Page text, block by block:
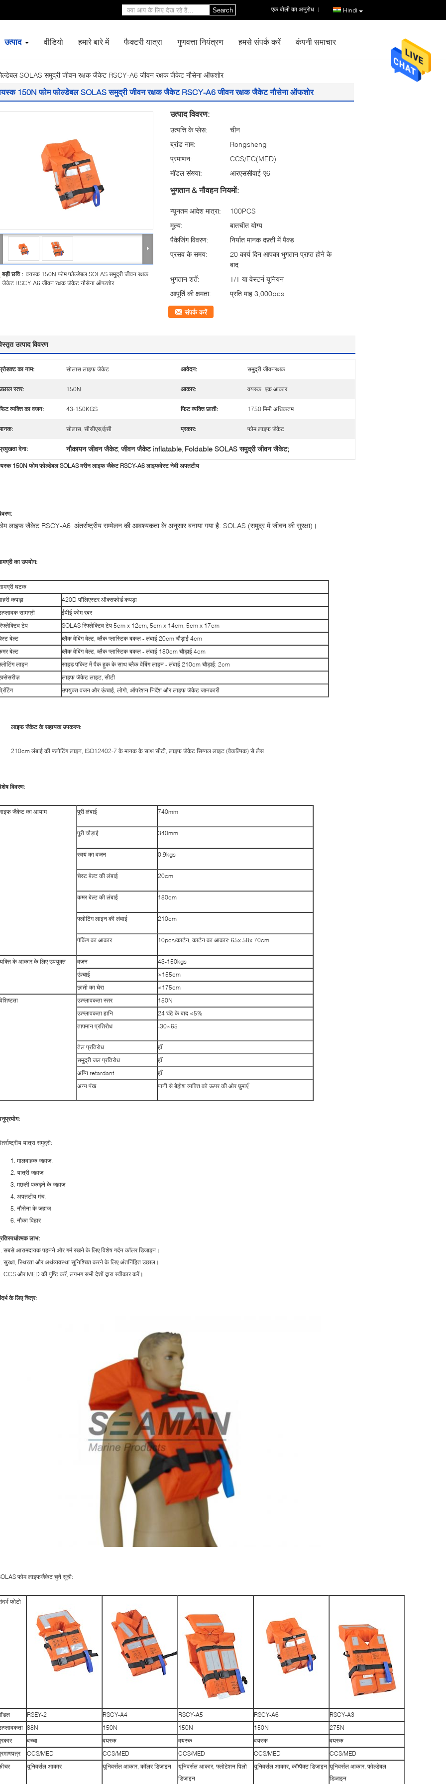
Hindi
एक बोली का अनुरोध |
Search
उत्पाद वीडियो हमारे बारे में फैक्टरी यात्रा गुणवत्ता नियंत्रण हमसे संपर्क करें कंपनी समाचार
SOLAS समुद्री जीवन रक्षक जैकेट RSCY-A6 जीवन रक्षक जैकेट नौसेना ऑफशोर
150N फोम फोल्डेबल SOLAS समुद्री जीवन रक्षक जैकेट RSCY-A6 जीवन रक्षक जैकेट नौसेना ऑफशोर
बड़ी छवि : वयस्क 150N फोम फोल्डेबल SOLAS समुद्री जीवन रक्षक
जैकेट RSCY-A6 जीवन रक्षक जैकेट नौसेना ऑफशोर
उत्पाद विवरण:
उत्पत्ति के प्लेस:
चीन
ब्रांड नाम:
Rongsheng
प्रमाणन:
CCS/EC(MED)
मॉडल संख्या:
आरएससीवाई-ए6
भुगतान & नौवहन नियमों:
न्यूनतम आदेश मात्रा:
100PCS
मूल्य:
बातचीत योग्य
पैकेजिंग विवरण:
निर्यात मानक दफ़्ती में पैक्ड
प्रसव के समय:
20 कार्य दिन आपका भुगतान प्राप्त होने के
बाद
भुगतान शर्तें:
T/T या वेस्टर्न यूनियन
आपूर्ति की क्षमता:
प्रति माह 3,000pcs
संपर्क करें
उत्पाद विवरण
का नाम: सोलास लाइफ जैकेट आवेदन: समुद्री जीवनरक्षक
स्तर: 150N आकार: वयस्क- एक आकार
व्यक्ति का वजन: 43-150KGS फिट व्यक्ति छाती: 1750 मिमी अधिकतम
सोलास, सीसीएस/ईसी प्रकार: फोम लाइफ जैकेट
देना: नौकायन जीवन जैकेट,जीवन जैकेट inflatable, Foldable SOLAS समुद्री जीवन जैकेट;
150N फोम फोल्डेबल SOLAS मरीन लाइफ जैकेट RSCY-A6 लाइफवेस्ट नेवी अपतटीय
लाइफ जैकेट RSCY-A6 अंतर्राष्ट्रीय सम्मेलन की आवश्यकता के अनुसार बनाया गया है: SOLAS (समुद्र में जीवन की सुरक्षा)।
का उपयोग:
घटक
कपड़ा
420D पॉलिएस्टर ऑक्सफोर्ड कपड़ा
सामग्री
ईपीई फोम रबर
टेप
SOLAS रिफ्लेक्टिव टेप 5cm x 12cm, 5cm x 14cm, 5cm x 17cm
बेल्ट
ब्लैक वेबिंग बेल्ट, ब्लैक प्लास्टिक बकल - लंबाई 20cm चौड़ाई 4cm
बेल्ट
ब्लैक वेबिंग बेल्ट, ब्लैक प्लास्टिक बकल - लंबाई 180cm चौड़ाई 4cm
लाइन
साइड पॉकेट में पैक हुक के साथ ब्लैक वेबिंग लाइन - लंबाई 210cm चौड़ाई: 2cm
लाइफ जैकेट लाइट, सीटी
उपयुक्त वजन और ऊंचाई, लोगो, ऑपरेशन निर्देश और लाइफ जैकेट जानकारी
लाइफ जैकेट के सहायक उपकरण:
210cm लंबाई की फ्लोटिंग लाइन, ISO12402-7 के मानक के साथ सीटी, लाइफ जैकेट सिग्नल लाइट (वैकल्पिक) से लैस
विवरण:
जैकेट का आयाम पूरी लंबाई 740mm
पूरी चौड़ाई 340mm
स्वयं का वजन 0.9kgs
चेस्ट बेल्ट की लंबाई 20cm
कमर बेल्ट की लंबाई 180cm
फ्लोटिंग लाइन की लंबाई 210cm
पैकिंग का आकार 10pcs/कार्टन, कार्टन का आकार: 65x 58x 70cm
के आकार के लिए उपयुक्त वज़न
43-150kgs
ऊंचाई
>155cm
छाती का घेरा
<175cm
उत्प्लावकता स्तर
150N
उत्प्लावकता हानि
24 घंटे के बाद <5%
तापमान प्रतिरोध
-30~65
तेल प्रतिरोध
हाँ
समुद्री जल प्रतिरोध
हाँ
अग्नि retardant
हाँ
अन्य पंख
पानी से बेहोश व्यक्ति को ऊपर की ओर घुमाएँ
यात्रा समुद्री:
मालवाहक जहाज,
यात्री जहाज
मछली पकड़ने के जहाज
अपतटीय मंच,
नौसेना के जहाज
नौका विहार
लाभ:
सबसे आरामदायक पहनने और गर्म रखने के लिए विशेष गर्दन कॉलर डिजाइन।
सुरक्षा, स्थिरता और अर्थव्यवस्था सुनिश्चित करने के लिए अंतर्निहित उछाल।
CCS और MED की पुष्टि करें, लगभग सभी देशों द्वारा स्वीकार करें।
के लिए चित्र:
फोम लाइफजैकेट चुनें सूची:
फोटो
RSEY-2 RSCY-A4 RSCY-A5 RSCY-A6
RSCY-A3
88N 150N 150N 150N
275N
बच्चा वयस्क वयस्क वयस्क
वयस्क
CCS/MED CCS/MED CCS/MED CCS/MED
CCS/MED
यूनिवर्सल आकार यूनिवर्सल आकार, कॉलर डिजाइन
यूनिवर्सल आकार, फ्लोटेशन पिलो
डिजाइन
यूनिवर्सल आकार, कॉम्पैक्ट डिजाइन​ यूनिवर्सल आकार, फोल्डेबल
डिजाइन​